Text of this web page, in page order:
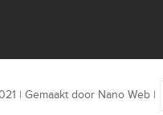
| Gemaakt door Nano Web|